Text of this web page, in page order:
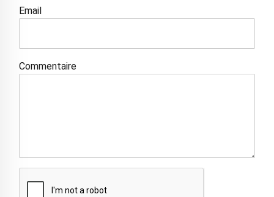
Email
Commentaire